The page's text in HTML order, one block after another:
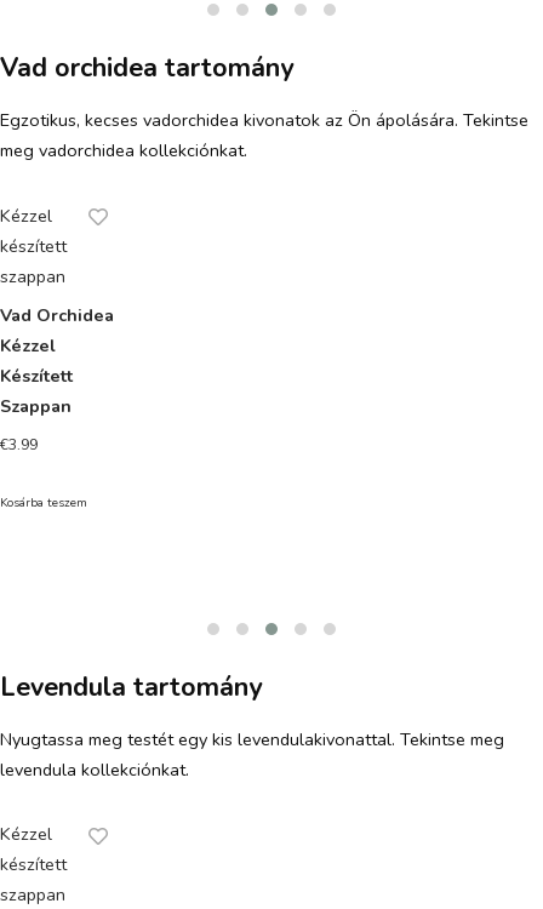
Vad orchidea tartomány
Egzotikus, kecses vadorchidea kivonatok az Ön ápolására. Tekintse
meg vadorchidea kollekciónkat.
Kézzel
készített
szappan
Vad Orchidea
Kézzel
Készített
Szappan
€3.99
Kosárba teszem
Levendula tartomány
Nyugtassa meg testét egy kis levendulakivonattal. Tekintse meg
levendula kollekciónkat.
Kézzel
készített
szappan